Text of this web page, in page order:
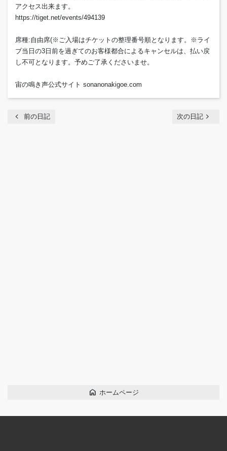
アクセス出来ます。
https://tiget.net/events/494139
席種:自由席(※ご入場はチケットの整理番号順となります。※ライ
ブ当日の3日前を過ぎてのお客様都合によるキャンセルは、払い戻
し不可となります。予めご了承くださいませ。
宙の鳴き声公式サイト sonanonakigoe.com
chevron_left 前の日記 次の日記 navigate_next
home ホームページ